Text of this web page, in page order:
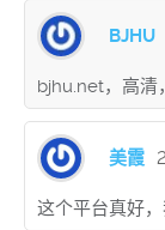
BJHU
bjhu.net，高清
美霞
这个平台真好